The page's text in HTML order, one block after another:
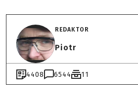
REDAKTOR
Piotr
4408 6544 11